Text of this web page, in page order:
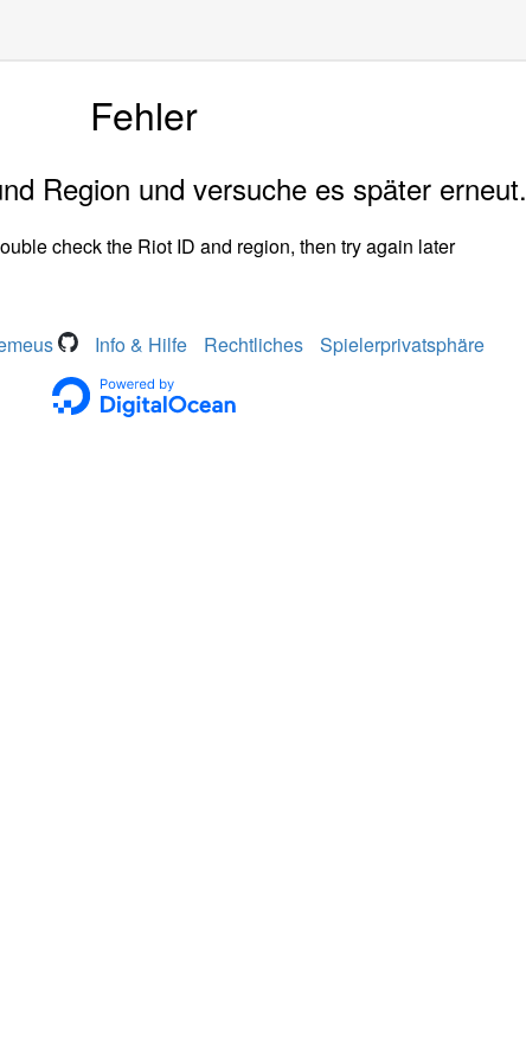
Fehler
Region und versuche es später erneut.
check the Riot ID and region, then try again later
Info & Hilfe Rechtliches Spielerprivatsphäre